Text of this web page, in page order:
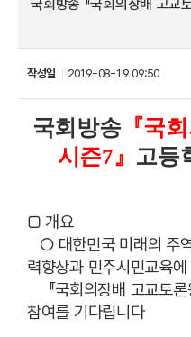
국회방송 『국회의장배 고교
작성일 2019-08-19 09:50
국회방송『국
시즌7』 고등
□ 개요
○ 대한민국 미래의 주
력향상과 민주시민교육
『국회의장배 고교토론
참여를 기다립니다